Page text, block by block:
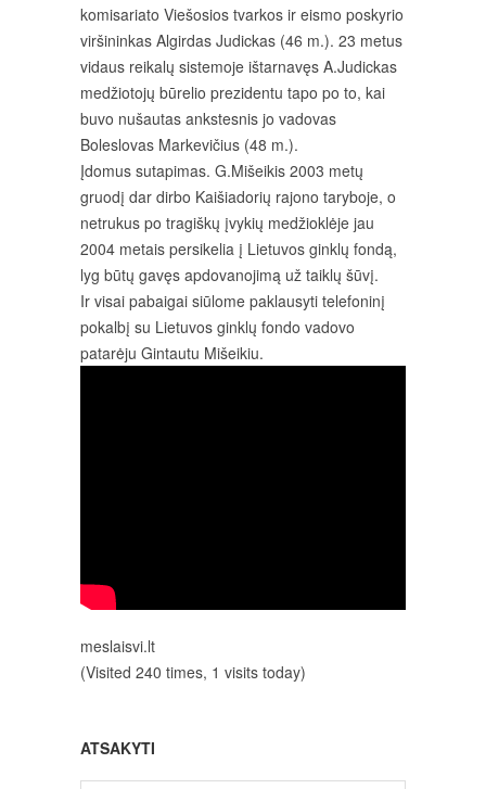
komisariato Viešosios tvarkos ir eismo poskyrio
viršininkas Algirdas Judickas (46 m.). 23 metus
vidaus reikalų sistemoje ištarnavęs A.Judickas
medžiotojų būrelio prezidentu tapo po to, kai
buvo nušautas ankstesnis jo vadovas
Boleslovas Markevičius (48 m.).
Įdomus sutapimas. G.Mišeikis 2003 metų
gruodį dar dirbo Kaišiadorių rajono taryboje, o
netrukus po tragiškų įvykių medžioklėje jau
2004 metais persikelia į Lietuvos ginklų fondą,
lyg būtų gavęs apdovanojimą už taiklų šūvį.
Ir visai pabaigai siūlome paklausyti telefoninį
pokalbį su Lietuvos ginklų fondo vadovo
patarėju Gintautu Mišeikiu.
meslaisvi.lt
(Visited 240 times, 1 visits today)
ATSAKYTI